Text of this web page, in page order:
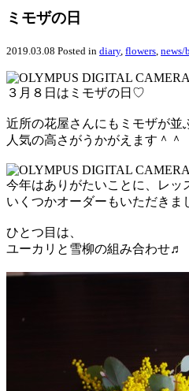
ミモザの日
2019.03.08 Posted in diary, flowers news/
３月８日はミモザの日♡
近所の花屋さんにもミモザが並
人気の高さがうかがえます＾＾
今年はありがたいことに、レッ
いくつかオーダーもいただきま
ひとつ目は、
ユーカリと雪柳の組み合わせ♬